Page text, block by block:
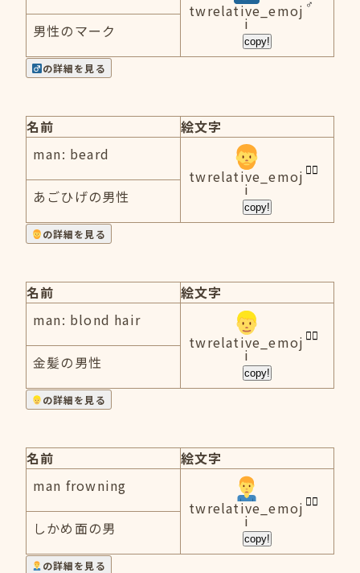
twrelative_emoj
i
copy!
男性のマーク
の詳細を見る
名前
絵文字
man: beard
twrelative_emoj
i
copy!
あごひげの男性
の詳細を見る
名前
絵文字
man: blond hair
twrelative_emoj
i
copy!
金髪の男性
の詳細を見る
名前
絵文字
man frowning
twrelative_emoj
i
copy!
しかめ面の男
の詳細を見る